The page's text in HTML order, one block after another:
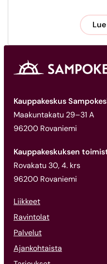
Kauppakeskus
Maakuntakatu 29–31 A
96200 Rovaniemi
Kauppakeskuksen
Rovakatu 30, 4. krs
96200 Rovaniemi
Liikkeet
Ravintolat
Palvelut
Ajankohtaista